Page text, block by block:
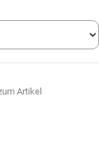
Artikel